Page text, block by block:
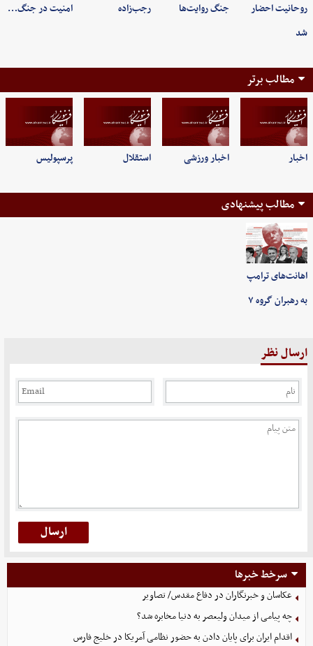
روحانیت احضار
شد
جنگ روایت‌ها رجب‌زاده امنیت در جنگ…
مطالب برتر
اخبار اخبار ورزشی استقلال پرسپولیس
مطالب پیشنهادی
اهانت‌های ترامپ
به رهبران گروه ۷
ارسال نظر
سرخط خبرها
عکاسان و خبرنگاران در دفاع مقدس/ تصاویر
چه پیامی از میدان ولیعصر به دنیا مخابره شد؟
اقدام ایران برای پایان دادن به حضور نظامی آمریکا در خلیج فارس